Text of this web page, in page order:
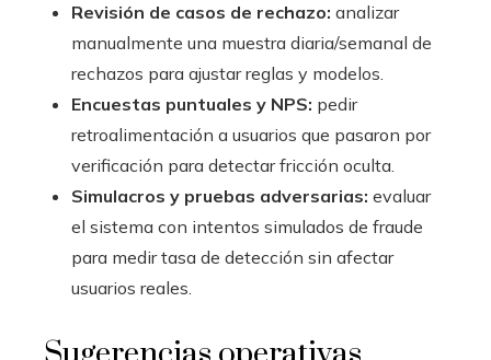
Revisión de casos de rechazo: analizar
manualmente una muestra diaria/semanal de
rechazos para ajustar reglas y modelos.
Encuestas puntuales y NPS: pedir
retroalimentación a usuarios que pasaron por
verificación para detectar fricción oculta.
Simulacros y pruebas adversarias: evaluar
el sistema con intentos simulados de fraude
para medir tasa de detección sin afectar
usuarios reales.